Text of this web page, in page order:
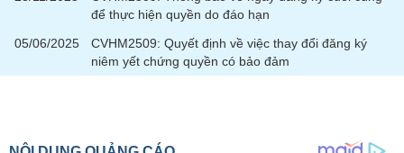
để thực hiện quyền do đáo hạn
05/06/2025
CVHM2509: Quyết định về việc thay đổi đăng ký
niêm yết chứng quyền có bảo đảm